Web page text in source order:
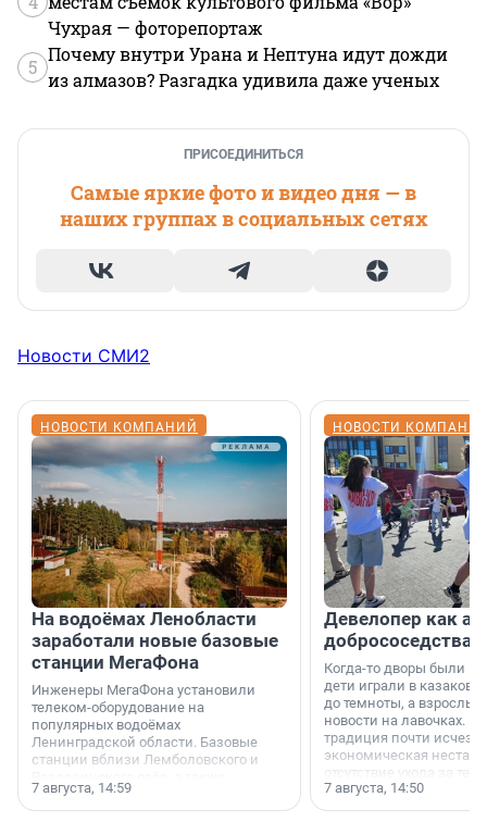
Чухрая — фоторепортаж
5
Почему внутри Урана и Нептуна идут дожди
из алмазов? Разгадка удивила даже ученых
ПРИСОЕДИНИТЬСЯ
Самые яркие фото и видео дня — в
наших группах в социальных сетях
Новости СМИ2
НОВОСТИ КОМПАНИЙ
На водоёмах Ленобласти
заработали новые базовые
станции МегаФона
Инженеры МегаФона установили
телеком-оборудование на
популярных водоёмах
Ленинградской области. Базовые
станции вблизи Лемболовского и
недалеко от Большого Тосненского
водопада.
7 августа, 14:59
НОВОСТИ
Девелопер как
добрососедства
Когда-то дворы были
дети играли в казаков-
до темноты, а
новости на лавочках. В
традиция почти
экономическая
отсутствие ухода за
сделали своё дело.
7 августа, 14:50